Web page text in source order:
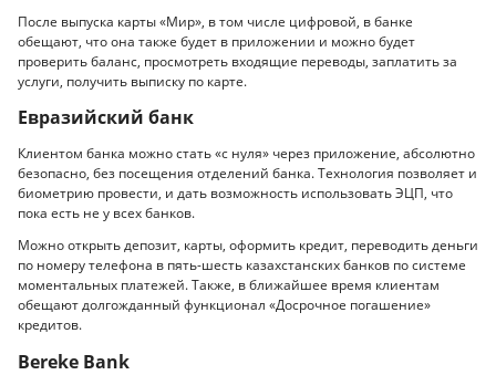
После выпуска карты «Мир», в том числе цифровой, в банке
обещают, что она также будет в приложении и можно будет
проверить баланс, просмотреть входящие переводы, заплатить за
услуги, получить выписку по карте.
Евразийский банк
Клиентом банка можно стать «с нуля» через приложение, абсолютно
безопасно, без посещения отделений банка. Технология позволяет и
биометрию провести, и дать возможность использовать ЭЦП, что
пока есть не у всех банков.
Можно открыть депозит, карты, оформить кредит, переводить деньги
по номеру телефона в пять-шесть казахстанских банков по системе
моментальных платежей. Также, в ближайшее время клиентам
обещают долгожданный функционал «Досрочное погашение»
кредитов.
Bereke Bank